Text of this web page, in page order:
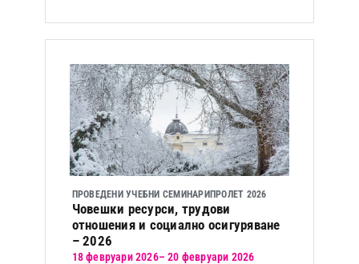
ПРОВЕДЕНИ УЧЕБНИ СЕМИНАРИПРОЛЕТ 2026
Човешки ресурси, трудови
отношения и социално осигуряване
– 2026
18 февруари 2026– 20 февруари 2026